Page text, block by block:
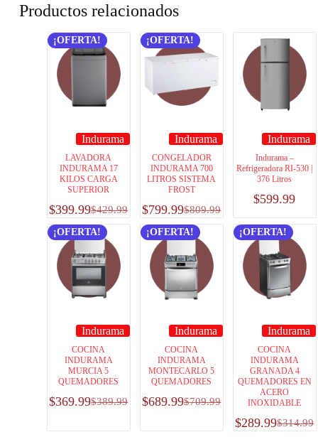
Productos relacionados
¡OFERTA!
Indurama
LAVADORA
INDURAMA 17
KILOS CARGA
SUPERIOR
$429.99
$399.99
¡OFERTA!
Indurama
CONGELADOR
INDURAMA 700
LITROS SISTEMA
FROST
$809.99
$799.99
Indurama
Indurama –
Refrigeradora RI-530 |
376 Litros
$599.99
¡OFERTA!
Indurama
COCINA
INDURAMA
MURCIA 5
QUEMADORES
$389.99
$369.99
¡OFERTA!
Indurama
COCINA
INDURAMA
MONTECARLO 5
QUEMADORES
$709.99
$689.99
¡OFERTA!
Indurama
COCINA
INDURAMA
GRANADA 4
QUEMADORES EN
ACERO
INOXIDABLE
$314.99
$289.99